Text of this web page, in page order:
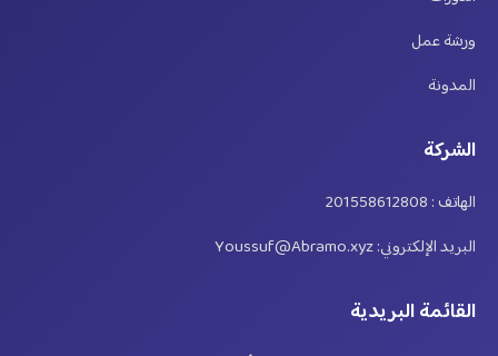
ورشة عمل
المدونة
الشركة
الهاتف : 201558612808
البريد الإلكتروني: Youssuf@Abramo.xyz
القائمة البريدية